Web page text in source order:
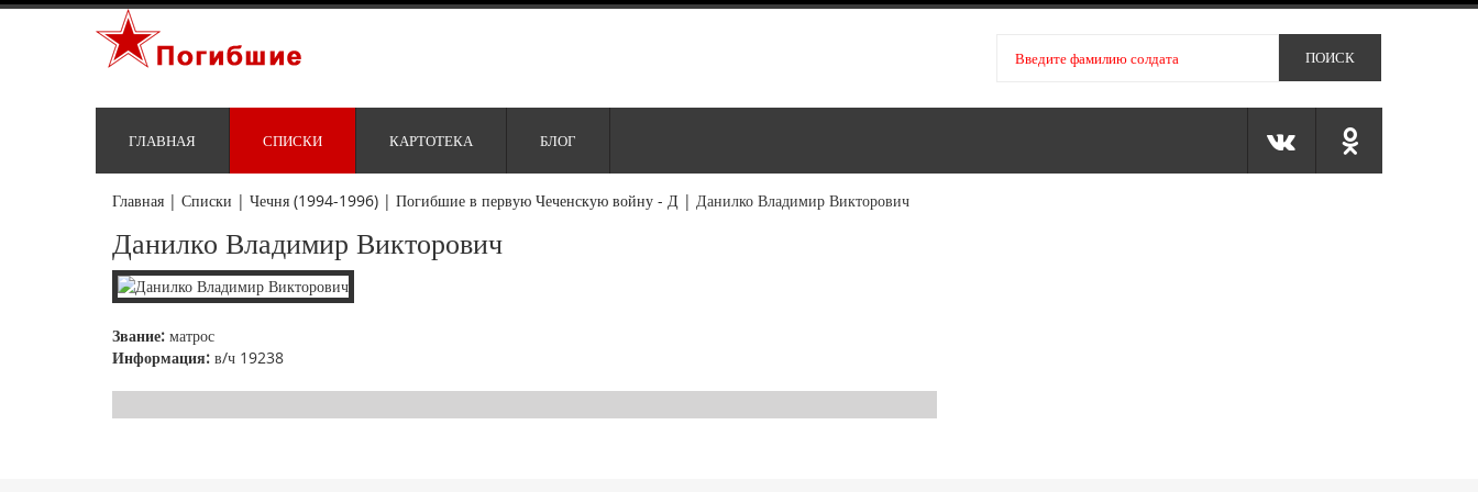
ГЛАВНАЯ СПИСКИ КАРТОТЕКА БЛОГ
Главная | Списки | Чечня (1994-1996) | Погибшие в первую Чеченскую войну - Д | Данилко Владимир Викторович
Данилко Владимир Викторович
Звание: матрос
Информация: в/ч 19238